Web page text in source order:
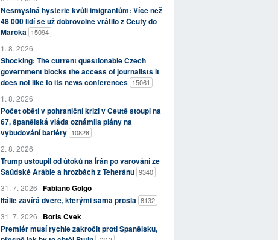
Nesmyslná hysterie kvůli imigrantům: Více než
48 000 lidí se už dobrovolně vrátilo z Ceuty do
Maroka 15094
1. 8. 2026
Shocking: The current questionable Czech
government blocks the access of journalists it
does not like to its news conferences 15061
1. 8. 2026
Počet obětí v pohraniční krizi v Ceutě stoupl na
67, španělská vláda oznámila plány na
vybudování bariéry 10828
2. 8. 2026
Trump ustoupil od útoků na Írán po varování ze
Saúdské Arábie a hrozbách z Teheránu 9340
31. 7. 2026 Fabiano Golgo
Itálie zavírá dveře, kterými sama prošla 8132
31. 7. 2026
Boris Cvek
Premiér musí rychle zakročit proti Španělsku,